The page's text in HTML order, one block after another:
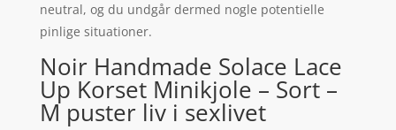
neutral, og du undgår dermed nogle potentielle
pinlige situationer.
Noir Handmade Solace Lace
Up Korset Minikjole – Sort –
M puster liv i sexlivet